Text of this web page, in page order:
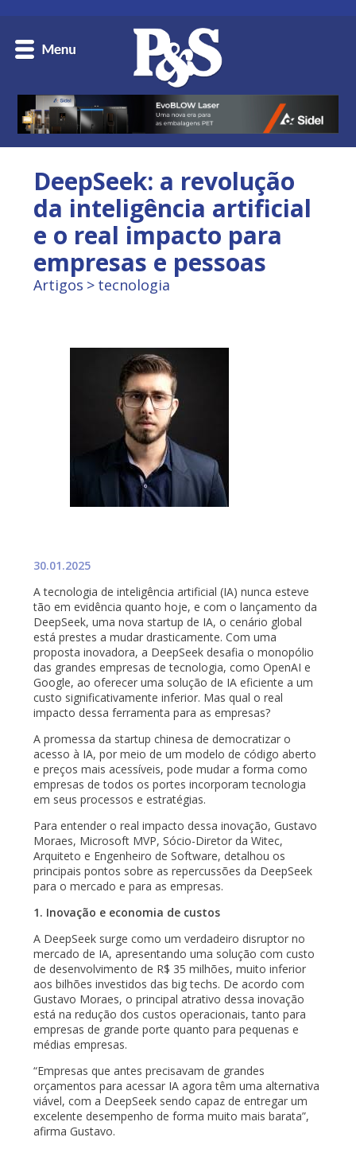
DeepSeek: a revolução
da inteligência artificial
e o real impacto para
empresas e pessoas
Artigos tecnologia
30.01.2025
A tecnologia de inteligência artificial (IA) nunca esteve
tão em evidência quanto hoje, e com o lançamento da
DeepSeek, uma nova startup de IA, o cenário global
está prestes a mudar drasticamente. Com uma
proposta inovadora, a DeepSeek desafia o monopólio
das grandes empresas de tecnologia, como OpenAI e
Google, ao oferecer uma solução de IA eficiente a um
custo significativamente inferior. Mas qual o real
impacto dessa ferramenta para as empresas?
A promessa da startup chinesa de democratizar o
acesso à IA, por meio de um modelo de código aberto
e preços mais acessíveis, pode mudar a forma como
empresas de todos os portes incorporam tecnologia
em seus processos e estratégias.
Para entender o real impacto dessa inovação, Gustavo
Moraes, Microsoft MVP, Sócio-Diretor da Witec,
Arquiteto e Engenheiro de Software, detalhou os
principais pontos sobre as repercussões da DeepSeek
para o mercado e para as empresas.
1. Inovação e economia de custos
A DeepSeek surge como um verdadeiro disruptor no
mercado de IA, apresentando uma solução com custo
de desenvolvimento de R$ 35 milhões, muito inferior
aos bilhões investidos das big techs. De acordo com
Gustavo Moraes, o principal atrativo dessa inovação
está na redução dos custos operacionais, tanto para
empresas de grande porte quanto para pequenas e
médias empresas.
“Empresas que antes precisavam de grandes
orçamentos para acessar IA agora têm uma alternativa
viável, com a DeepSeek sendo capaz de entregar um
excelente desempenho de forma muito mais barata”,
afirma Gustavo.